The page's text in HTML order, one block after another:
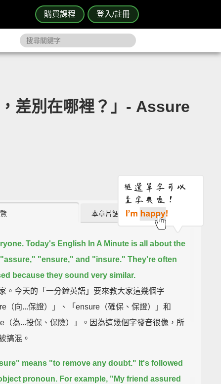
購買課程 登入/註冊
差別在哪裡？」- Assure
本章片語 (0)
Today's English In A Minute is all about the
"ensure," and "insure." They're often
because they sound very similar.
。今天的「一分鐘英語」要來教大家這幾個字
（向...保證）」、「ensure（確保、保證）」和
（為...投保、保險）」。因為這幾個字發音很像，所
搞混。
means "to remove any doubt." It's followed
pronoun. For example, "My friend assured